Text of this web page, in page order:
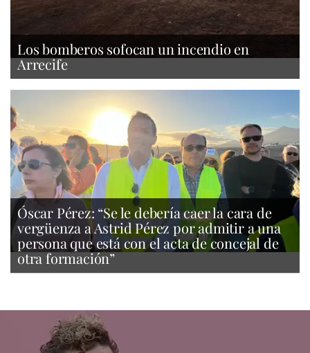
Los bomberos sofocan un incendio en
Arrecife
Óscar Pérez: “Se le debería caer la cara de
vergüenza a Astrid Pérez por admitir a una
persona que está con el acta de concejal de
otra formación”